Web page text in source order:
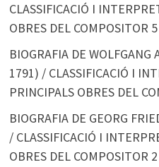
CLASSIFICACIÓ I
OBRES DEL COMPOSITOR
BIOGRAFIA DE
1791) / CLASSIFICACIÓ I
PRINCIPALS OBRES DEL
BIOGRAFIA DE GEORG
/ CLASSIFICACIÓ I
OBRES DEL COMPOSITOR